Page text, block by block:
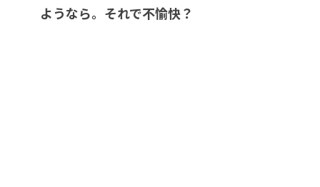
ようなら。それで不愉快？